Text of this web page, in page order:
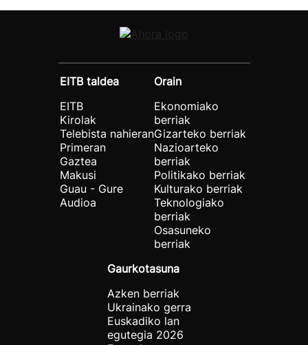
EITB taldea
EITB
Kirolak
Telebista nahieran
Primeran
Gaztea
Makusi
Guau - Gure
Audioa
Orain
Ekonomiako
berriak
Gizarteko berriak
Nazioarteko
berriak
Politikako berriak
Kulturako berriak
Teknologiako
berriak
Osasuneko
berriak
Gaurkotasuna
Azken berriak
Ukrainako gerra
Euskadiko lan
egutegia 2026